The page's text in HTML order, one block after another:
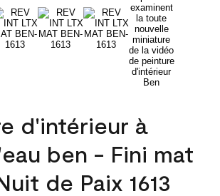
d'intérieur à
ben - Fini mat
de Paix 1613